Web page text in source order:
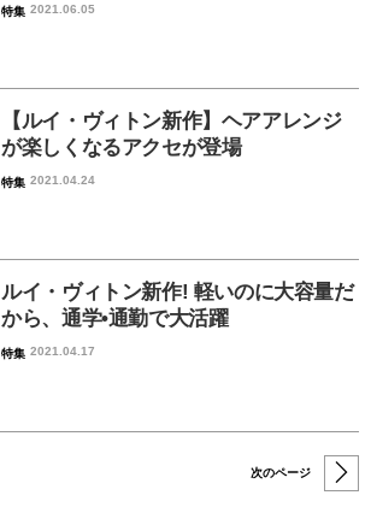
特集 2021.06.05
【ルイ・ヴィトン新作】ヘアアレンジ
が楽しくなるアクセが登場
特集 2021.04.24
ルイ・ヴィトン新作! 軽いのに大容量だ
から、通学•通勤で大活躍
特集 2021.04.17
次のページ